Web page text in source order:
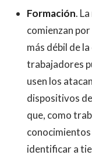
Formación.
comienzan
más débil de
trabajadores
usen los
dispositivos
que, como
identificar a